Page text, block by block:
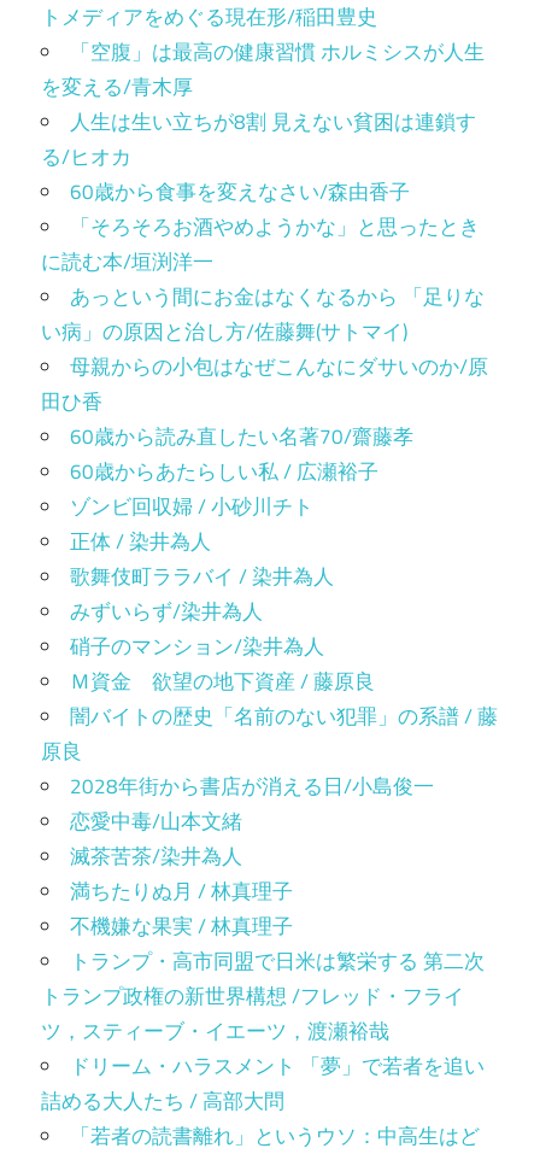
トメディアをめぐる現在形/稲田豊史
「空腹」は最高の健康習慣 ホルミシスが人生
を変える/青木厚
人生は生い立ちが8割 見えない貧困は連鎖す
る/ヒオカ
60歳から食事を変えなさい/森由香子
「そろそろお酒やめようかな」と思ったとき
に読む本/垣渕洋一
あっという間にお金はなくなるから 「足りな
い病」の原因と治し方/佐藤舞(サトマイ)
母親からの小包はなぜこんなにダサいのか/原
田ひ香
60歳から読み直したい名著70/齋藤孝
60歳からあたらしい私 / 広瀬裕子
ゾンビ回収婦 / 小砂川チト
正体 / 染井為人
歌舞伎町ララバイ / 染井為人
みずいらず/染井為人
硝子のマンション/染井為人
Ｍ資金 欲望の地下資産 / 藤原良
闇バイトの歴史「名前のない犯罪」の系譜 / 藤
原良
2028年街から書店が消える日/小島俊一
恋愛中毒/山本文緒
滅茶苦茶/染井為人
満ちたりぬ月 / 林真理子
不機嫌な果実 / 林真理子
トランプ・高市同盟で日米は繁栄する 第二次
トランプ政権の新世界構想 /フレッド・フライ
ツ，スティーブ・イエーツ，渡瀬裕哉
ドリーム・ハラスメント 「夢」で若者を追い
詰める大人たち / 高部大問
「若者の読書離れ」というウソ：中高生はど